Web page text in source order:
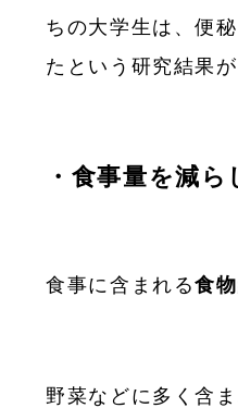
ちの大学生は、便
たという研究結果
・食事量を減ら
食事に含まれる食
野菜などに多く含